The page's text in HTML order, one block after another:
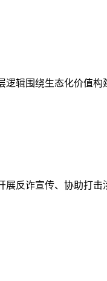
辑围绕生态化价值
反诈宣传、协助打